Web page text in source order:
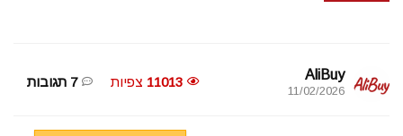
AliBuy
11/02/2026
11013 צפיות 7 תגובות